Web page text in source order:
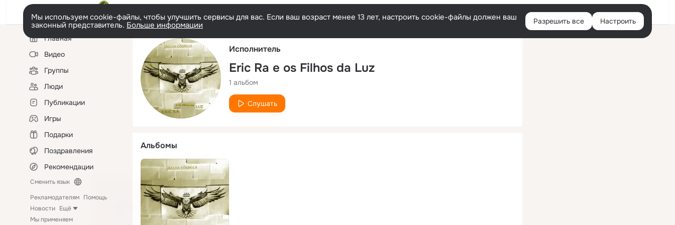
Русский Войти
Мы используем cookie-файлы, чтобы улучшить сервисы для вас. Если ваш возраст менее 13 лет, настроить cookie-файлы должен ваш
законный представитель. Больше информации Разрешить все Настроить
Левая
колонкаГлавная
Видео
Группы
Люди
Публикации
Игры
Подарки
Поздравления
Рекомендации
Сменить язык
Рекламодателям Помощь
Новости Ещё
Мы применяем
Исполнитель
Eric Ra e os Filhos da Luz
1 альбом
Слушать
Альбомы